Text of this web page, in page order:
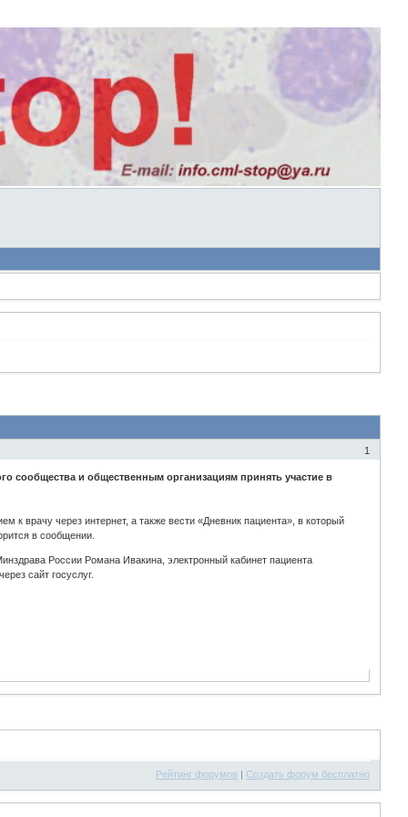
1
сообщества и общественным организациям принять участие в
к врачу через интернет, а также вести «Дневник пациента», в который
в сообщении.
России Романа Ивакина, электронный кабинет пациента
сайт госуслуг.
Рейтинг форумов Создать форум бесплатно